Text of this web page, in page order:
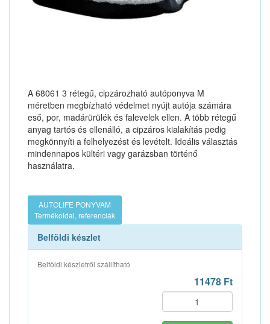
A 68061 3 rétegű, cipzározható autóponyva M
méretben megbízható védelmet nyújt autója számára
eső, por, madárürülék és falevelek ellen. A több rétegű
anyag tartós és ellenálló, a cipzáros kialakítás pedig
megkönnyíti a felhelyezést és levételt. Ideális választás
mindennapos kültéri vagy garázsban történő
használatra.
AUTOLIFE PONYVAM
Termékoldal, referenciák
Belföldi készlet
Belföldi készletről szállítható
11478 Ft